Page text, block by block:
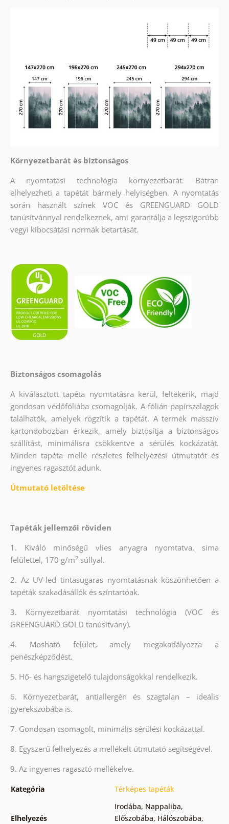
Környezetbarát és biztonságos
A nyomtatási technológia környezetbarát. Bátran
elhelyezheti a tapétát bármely helyiségben. A nyomtatás
során használt színek VOC és GREENGUARD GOLD
tanúsítvánnyal rendelkeznek, ami garantálja a legszigorúbb
vegyi kibocsátási normák betartását.
Biztonságos csomagolás
A kiválasztott tapéta nyomtatásra kerül, feltekerik, majd
gondosan védőfóliába csomagolják. A fólián papírszalagok
találhatók, amelyek rögzítik a tapétát. A termék masszív
kartondobozban érkezik, amely biztosítja a biztonságos
szállítást, minimálisra csökkentve a sérülés kockázatát.
Minden tapéta mellé részletes felhelyezési útmutatót és
ingyenes ragasztót adunk.
Útmutató letöltése
Tapéták jellemzői röviden
1. Kiváló minőségű vlies anyagra nyomtatva, sima
felülettel, 170 g/m2súllyal.
2. Az UV-led tintasugaras nyomtatásnak köszönhetően a
tapéták szakadásállók és színtartóak.
3. Környezetbarát nyomtatási technológia (VOC és
GREENGUARD GOLD tanúsítvány).
4. Mosható felület, amely megakadályozza a
penészképződést.
5. Hő- és hangszigetelő tulajdonságokkal rendelkezik.
6. Környezetbarát, antiallergén és szagtalan – ideális
gyerekszobába is.
7. Gondosan csomagolt, minimális sérülési kockázattal.
8. Egyszerű felhelyezés a mellékelt útmutató segítségével.
9. Az ingyenes ragasztó mellékelve.
Kategória Térképes tapéták
Elhelyezés
Irodába, Nappaliba,
Előszobába, Hálószobába,